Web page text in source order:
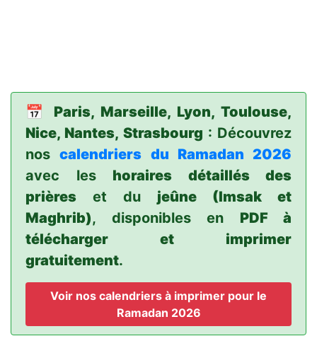
📅 Paris, Marseille, Lyon, Toulouse,
Nice, Nantes, Strasbourg : Découvrez
noscalendriers du Ramadan 2026
avec les horaires détaillés des
prières et du jeûne (Imsak et
Maghrib), disponibles en PDF à
télécharger et imprimer
gratuitement.
Voir nos calendriers à imprimer pour le
Ramadan 2026